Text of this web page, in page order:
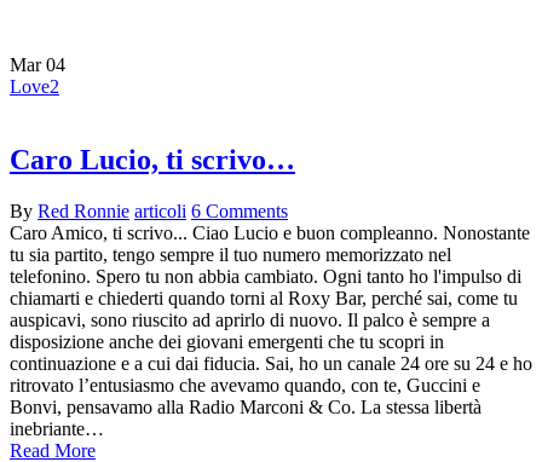
Mar 04
Love2
Caro Lucio, ti scrivo…
By Red Ronnie articoli 6 Comments
Caro Amico, ti scrivo... Ciao Lucio e buon compleanno. Nonostante
tu sia partito, tengo sempre il tuo numero memorizzato nel
telefonino. Spero tu non abbia cambiato. Ogni tanto ho l'impulso di
chiamarti e chiederti quando torni al Roxy Bar, perché sai, come tu
auspicavi, sono riuscito ad aprirlo di nuovo. Il palco è sempre a
disposizione anche dei giovani emergenti che tu scopri in
continuazione e a cui dai fiducia. Sai, ho un canale 24 ore su 24 e ho
ritrovato l’entusiasmo che avevamo quando, con te, Guccini e
Bonvi, pensavamo alla Radio Marconi & Co. La stessa libertà
inebriante…
Read More